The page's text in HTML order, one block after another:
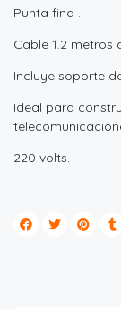
Punta fina .
Cable 1.2 metros
Incluye soporte
Ideal para
220 volts.